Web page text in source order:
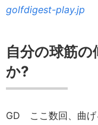
golfdigest-play.jp
自分の球筋
か?
GD ここ数回、曲げ